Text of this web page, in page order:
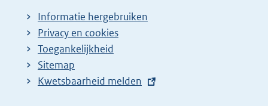
Informatie hergebruiken
Privacy en cookies
Toegankelijkheid
Sitemap
E
Kwetsbaarheid melden